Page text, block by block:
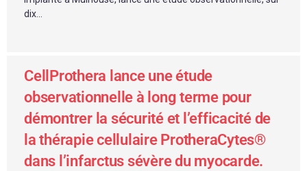
dix...
CellProthera lance une étude
observationnelle à long terme pour
démontrer la sécurité et l’efficacité de
la thérapie cellulaire ProtheraCytes®
dans l’infarctus sévère du myocarde.